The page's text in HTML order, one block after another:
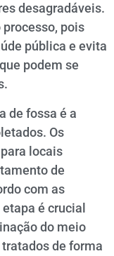
desagradáveis.
pois
pública e evita
podem se
de fossa é a
Os
locais
de
com as
é crucial
do meio
de forma